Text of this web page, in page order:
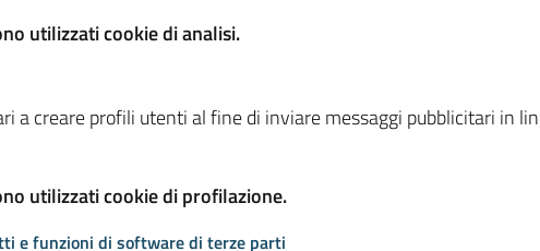
utilizzati cookie di analisi.
a creare profili utenti al fine di inviare messaggi pubblicitari in
utilizzati cookie di profilazione.
e funzioni di software di terze parti